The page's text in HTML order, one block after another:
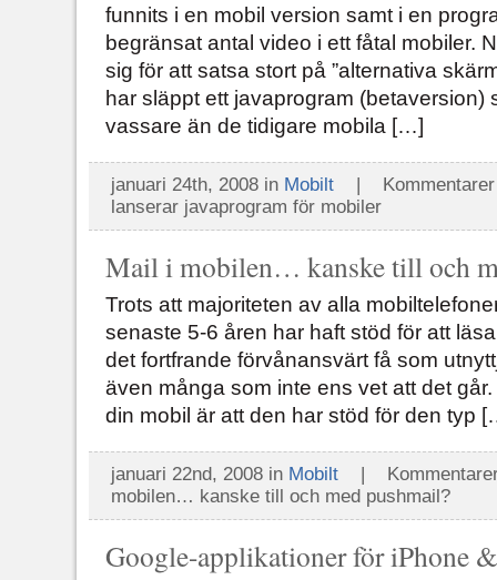
funnits i en mobil version samt i en
begränsat antal video i ett fåtal mobiler.
sig för att satsa stort på ”alternativa
har släppt ett javaprogram (betaversion)
vassare än de tidigare mobila […]
januari 24th, 2008 in Mobilt |
lanserar javaprogram för mobiler
Mail i mobilen… kanske till och
Trots att majoriteten av alla
senaste 5-6 åren har haft stöd för att
det fortfrande förvånansvärt få som
även många som inte ens vet att det
din mobil är att den har stöd för den typ
januari 22nd, 2008 in Mobilt |
mobilen… kanske till och med pushmail?
Google-applikationer för iPhone